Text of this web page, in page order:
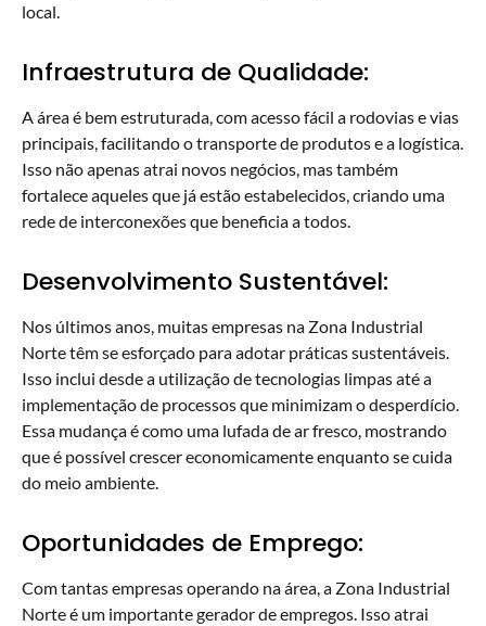
local.
Infraestrutura de Qualidade:
A área é bem estruturada, com acesso fácil a rodovias e vias
principais, facilitando o transporte de produtos e a logística.
Isso não apenas atrai novos negócios, mas também
fortalece aqueles que já estão estabelecidos, criando uma
rede de interconexões que beneficia a todos.
Desenvolvimento Sustentável:
Nos últimos anos, muitas empresas na Zona Industrial
Norte têm se esforçado para adotar práticas sustentáveis.
Isso inclui desde a utilização de tecnologias limpas até a
implementação de processos que minimizam o desperdício.
Essa mudança é como uma lufada de ar fresco, mostrando
que é possível crescer economicamente enquanto se cuida
do meio ambiente.
Oportunidades de Emprego:
Com tantas empresas operando na área, a Zona Industrial
Norte é um importante gerador de empregos. Isso atrai